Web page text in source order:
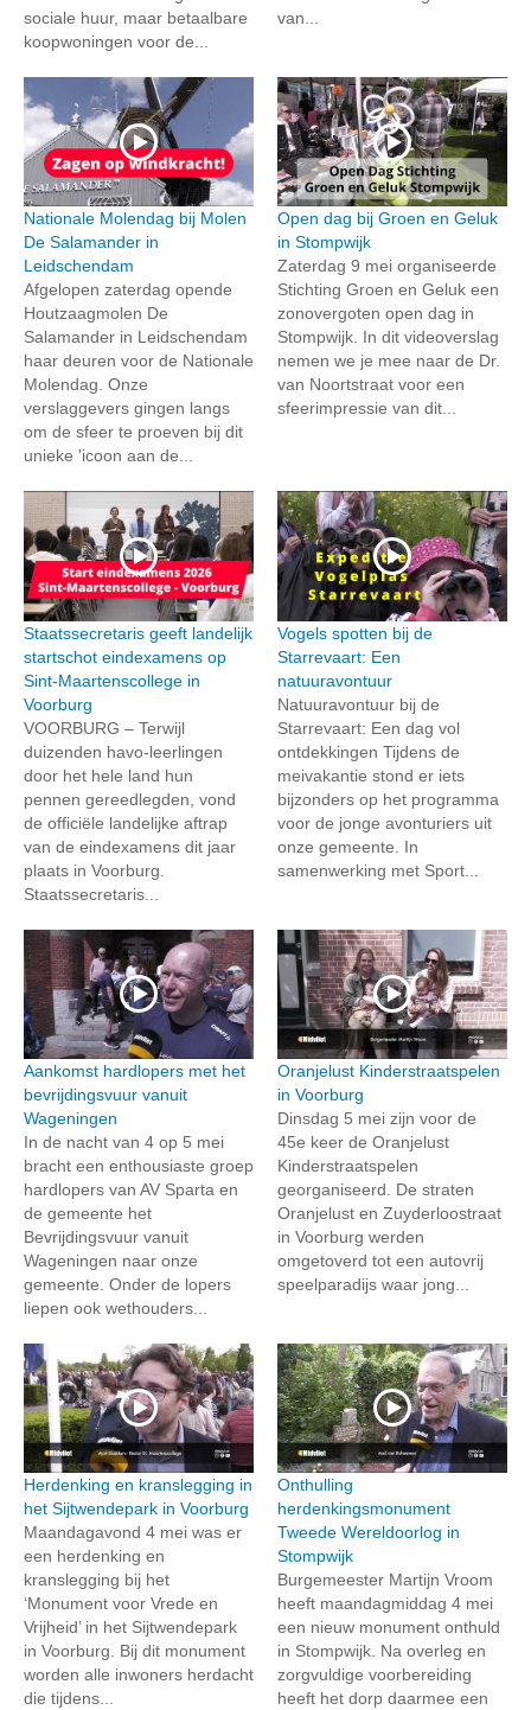
sociale huur, maar betaalbare
koopwoningen voor de...
van...
Nationale Molendag bij Molen
De Salamander in
Leidschendam
Afgelopen zaterdag opende
Houtzaagmolen De
Salamander in Leidschendam
haar deuren voor de Nationale
Molendag. Onze
verslaggevers gingen langs
om de sfeer te proeven bij dit
unieke 'icoon aan de...
Open dag bij Groen en Geluk
in Stompwijk
Zaterdag 9 mei organiseerde
Stichting Groen en Geluk een
zonovergoten open dag in
Stompwijk. In dit videoverslag
nemen we je mee naar de Dr.
van Noortstraat voor een
sfeerimpressie van dit...
Staatssecretaris geeft landelijk
startschot eindexamens op
Sint-Maartenscollege in
Voorburg
VOORBURG – Terwijl
duizenden havo-leerlingen
door het hele land hun
pennen gereedlegden, vond
de officiële landelijke aftrap
van de eindexamens dit jaar
plaats in Voorburg.
Staatssecretaris...
Vogels spotten bij de
Starrevaart: Een
natuuravontuur
Natuuravontuur bij de
Starrevaart: Een dag vol
ontdekkingen Tijdens de
meivakantie stond er iets
bijzonders op het programma
voor de jonge avonturiers uit
onze gemeente. In
samenwerking met Sport...
Aankomst hardlopers met het
bevrijdingsvuur vanuit
Wageningen
In de nacht van 4 op 5 mei
bracht een enthousiaste groep
hardlopers van AV Sparta en
de gemeente het
Bevrijdingsvuur vanuit
Wageningen naar onze
gemeente. Onder de lopers
liepen ook wethouders...
Oranjelust Kinderstraatspelen
in Voorburg
Dinsdag 5 mei zijn voor de
45e keer de Oranjelust
Kinderstraatspelen
georganiseerd. De straten
Oranjelust en Zuyderloostraat
in Voorburg werden
omgetoverd tot een autovrij
speelparadijs waar jong...
Herdenking en kranslegging in
het Sijtwendepark in Voorburg
Maandagavond 4 mei was er
een herdenking en
kranslegging bij het
‘Monument voor Vrede en
Vrijheid’ in het Sijtwendepark
in Voorburg. Bij dit monument
worden alle inwoners herdacht
die tijdens...
Onthulling
herdenkingsmonument
Tweede Wereldoorlog in
Stompwijk
Burgemeester Martijn Vroom
heeft maandagmiddag 4 mei
een nieuw monument onthuld
in Stompwijk. Na overleg en
zorgvuldige voorbereiding
heeft het dorp daarmee een